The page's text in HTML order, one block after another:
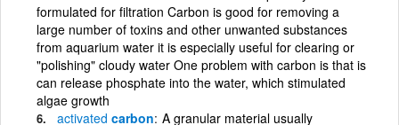
formulated for filtration Carbon is good for removing a
large number of toxins and other unwanted substances
from aquarium water it is especially useful for clearing or
"polishing" cloudy water One problem with carbon is that is
can release phosphate into the water, which stimulated
algae growth
activated carbon A granular material usually